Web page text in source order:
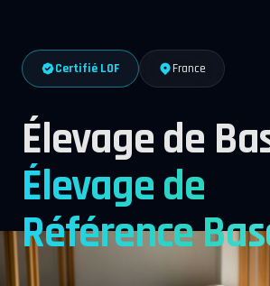
Certifié LOF France
Élevage de
Élevage de
Référence